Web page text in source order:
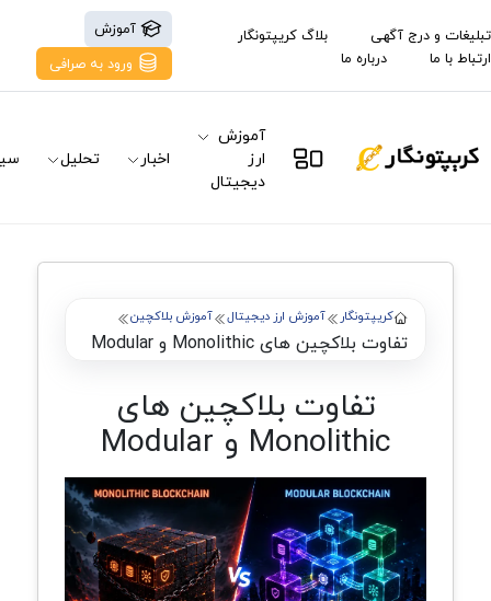
تبلیغات و درج آگهی
بلاگ کریپتونگار
ارتباط با ما
درباره ما
آموزش
ورود به صرافی
آموزش
ارز
دیجیتال
اخبار تحلیل
کریپتونگار آموزش ارز دیجیتال آموزش بلاکچین
تفاوت بلاکچین های Monolithic و Modular
تفاوت بلاکچین های
Monolithic و Modular